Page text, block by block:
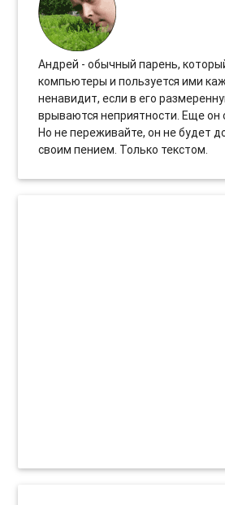
Андрей - обычный парень,
компьютеры и пользуется ими
ненавидит, если в его
врываются неприятности. Еще он
Но не переживайте, он не будет
своим пением. Только текстом.